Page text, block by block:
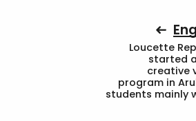
Loucette
started
creative
program in
students mainly